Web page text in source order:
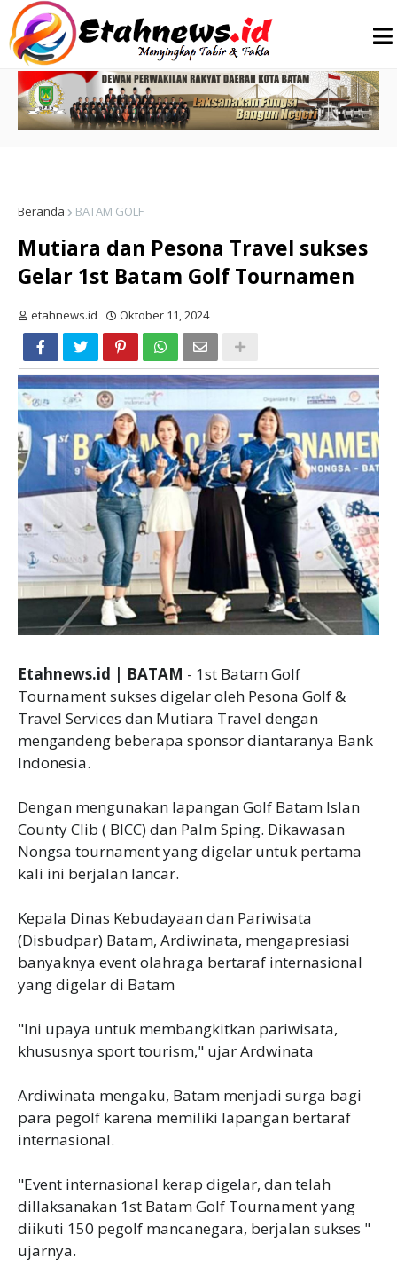
Beranda BATAM GOLF
Mutiara dan Pesona Travel sukses
Gelar 1st Batam Golf Tournamen
etahnews.id Oktober 11, 2024
Etahnews.id | BATAM - 1st Batam Golf
Tournament sukses digelar oleh Pesona Golf &
Travel Services dan Mutiara Travel dengan
mengandeng beberapa sponsor diantaranya Bank
Indonesia.
Dengan mengunakan lapangan Golf Batam Islan
County Clib ( BICC) dan Palm Sping. Dikawasan
Nongsa tournament yang digelar untuk pertama
kali ini berjalan lancar.
Kepala Dinas Kebudayaan dan Pariwisata
(Disbudpar) Batam, Ardiwinata, mengapresiasi
banyaknya event olahraga bertaraf internasional
yang digelar di Batam
"Ini upaya untuk membangkitkan pariwisata,
khususnya sport tourism," ujar Ardwinata
Ardiwinata mengaku, Batam menjadi surga bagi
para pegolf karena memiliki lapangan bertaraf
internasional.
"Event internasional kerap digelar, dan telah
dillaksanakan 1st Batam Golf Tournament yang
diikuti 150 pegolf mancanegara, berjalan sukses "
ujarnya.